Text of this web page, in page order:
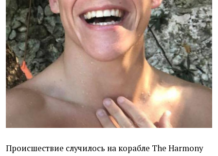
Происшествие случилось на корабле The Harmony